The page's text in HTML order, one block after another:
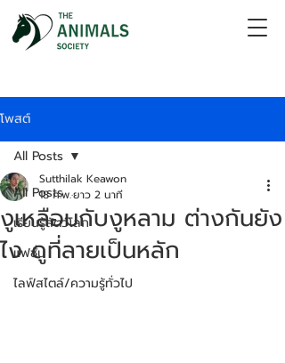
โพสต์
All Posts
เรียนรู้สัตว์โลก
แฟชั่น
ไลฟ์สไตล์/ความรู้ทั่วไป
All Posts
งูเหลือมกับงูหลาม ต่างกันยัง
ไง ดูที่ลายเป็นหลัก
Sutthilak Keawon
18 ก.พ.ยาว 2 นาที